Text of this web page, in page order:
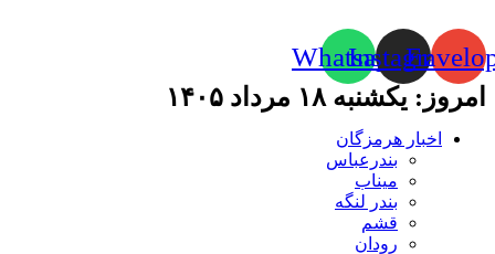
Instagram
Whatsapp
امروز: یکشنبه ۱۸ مرداد ۱۴۰۵
اخبار هرمزگان
بندرعباس
میناب
بندر لنگه
قشم
رودان